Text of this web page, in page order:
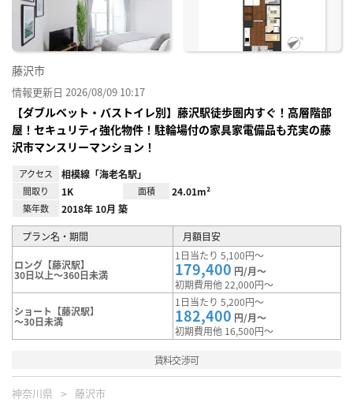
藤沢市
情報更新日 2026/08/09 10:17
【ダブルベット・バストイレ別】藤沢駅徒歩圏内すぐ！高層階部
屋！セキュリティ強化物件！駐輪場付の家具家電備品も充実の藤
沢市マンスリーマンション！
アクセス 相模線「海老名駅」
間取り 1K 面積 24.01m²
築年数 2018年 10月 築
プラン名・期間 月額目安
ロング【藤沢駅】
30日以上～360日未満
1日当たり 5,100円～
179,400 円/月～
初期費用他 22,000円～
ショート【藤沢駅】
～30日未満
1日当たり 5,200円～
182,400 円/月～
初期費用他 16,500円～
賃料交渉可
神奈川県 藤沢市